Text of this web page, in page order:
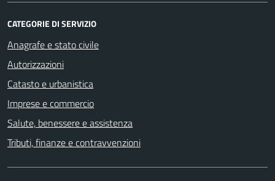
CATEGORIE DI SERVIZIO
Anagrafe e stato civile
Autorizzazioni
Catasto e urbanistica
Imprese e commercio
Salute, benessere e assistenza
Tributi, finanze e contravvenzioni